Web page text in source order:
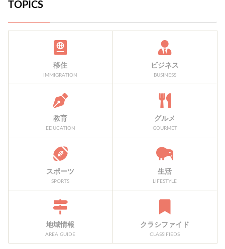
TOPICS
移住
IMMIGRATION
ビジネス
BUSINESS
教育
EDUCATION
グルメ
GOURMET
スポーツ
SPORTS
生活
LIFESTYLE
地域情報
AREA GUIDE
クラシファイド
CLASSIFIEDS